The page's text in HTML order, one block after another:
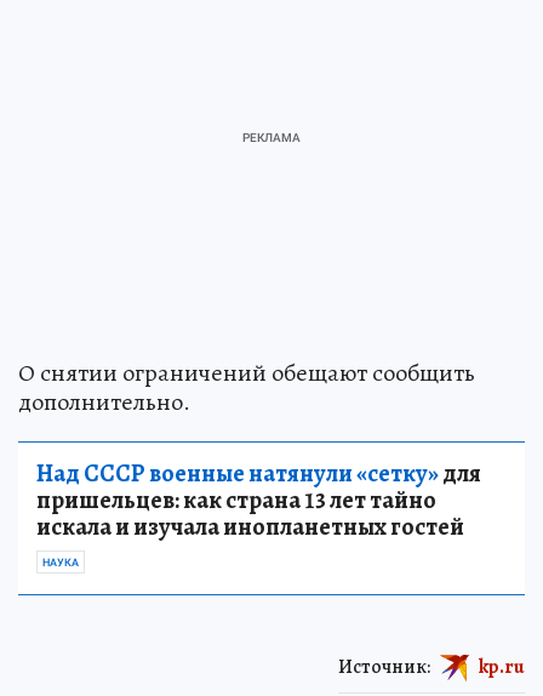
О снятии ограничений обещают сообщить
дополнительно.
Над СССР военные натянули «сетку»для
пришельцев: как страна 13 лет тайно
искала и изучала инопланетных гостей
НАУКА
Источник: kp.ru